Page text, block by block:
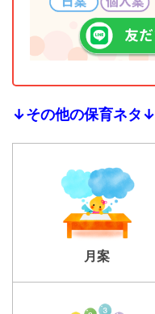
↓その他の保育ネタ↓
月案